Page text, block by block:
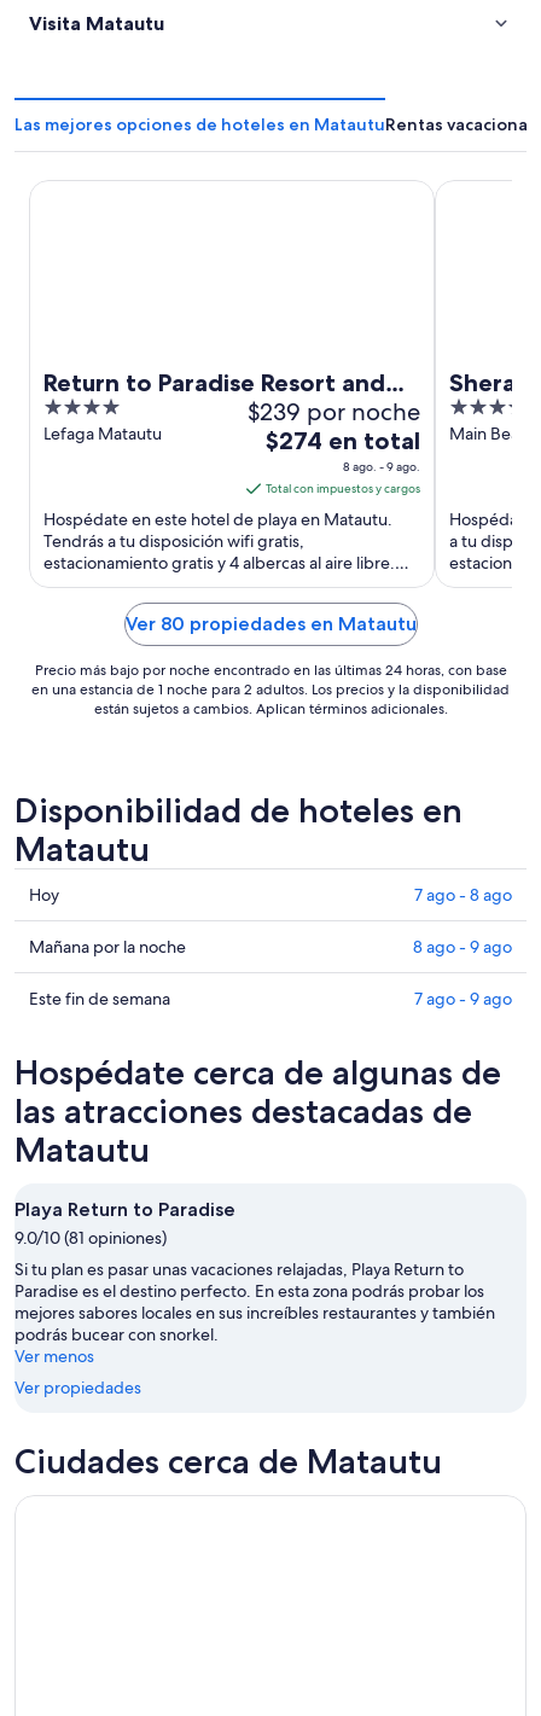
Visita Matautu
Las mejores opciones de hoteles en MatautuRentas
Return to Paradise Resort and
Spa
4
out
Lefaga Matautu
$239 por noche
El
es
de
$274
en
total
por
noche
del
8
ago
ago
$274 en total
8 ago. - 9 ago.
Total con impuestos y cargos
Hospédate en este hotel de playa en Matautu.
Tendrás a tu disposición wifi gratis,
estacionamiento gratis y 4 albercas al aire libre.
Nuestros huéspedes destacan ...
Return to Paradise Resort and Spa
Hotel
5
out
Main
Hospédate
a tu
Sheraton
Ver 80 propiedades en Matautu
Precio más bajo por noche encontrado en las últimas 24 horas, con base
en una estancia de 1 noche para 2 adultos. Los precios y la disponibilidad
están sujetos a cambios. Aplican términos adicionales.
Disponibilidad de hoteles en
Matautu
Consultar
precios
en
Matautu
para
ago
8
ago
Hoy 7 ago - 8 ago
Consultar
precios
en
mañana
la
noche,
ago
-
9
ago
Mañana por la noche 8 ago - 9 ago
Consultar
Matautu
para
este
fin
semana,
7
ago
-
9
ago
Este fin de semana 7 ago - 9 ago
Hospédate cerca de algunas de
las atracciones destacadas de
Matautu
Playa Return to Paradise
9.0/10 (81 opiniones)
Si tu plan es pasar unas vacaciones relajadas, Playa Return to
Paradise es el destino perfecto. En esta zona podrás probar los
mejores sabores locales en sus increíbles restaurantes y también
podrás bucear con snorkel.
Ver menos
Ver propiedades
Ciudades cerca de Matautu